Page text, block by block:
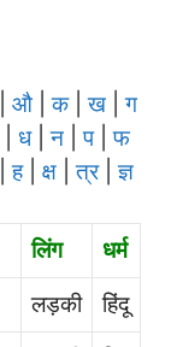
औ |क|ख |ग
ध|न |प|फ
|ह| क्ष |त्र| ज्ञ
लिंग
धर्म
लड़की
हिंदू